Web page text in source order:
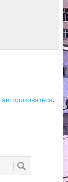
авторизоваться.